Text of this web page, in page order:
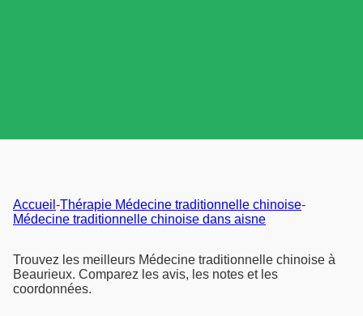
Accueil -Thérapie Médecine traditionnelle chinoise-
Médecine traditionnelle chinoise dans aisne
Trouvez les meilleurs Médecine traditionnelle chinoise à
Beaurieux. Comparez les avis, les notes et les
coordonnées.